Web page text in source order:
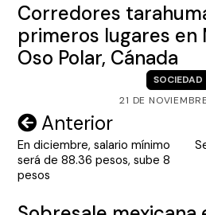
Corredores
primeros lugares en
Oso Polar, Cánada
SOCIEDAD
21 DE
Navegación
de
entradas
Anterior
En diciembre, salario mínimo
será de 88.36 pesos, sube 8
pesos